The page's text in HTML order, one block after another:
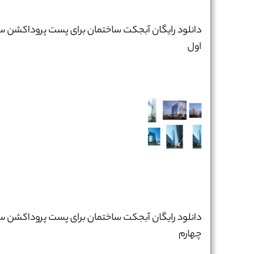
دانلود رایگان آبجکت ساختمان برای پست پروداکشن
اول
دانلود رایگان آبجکت ساختمان برای پست پروداکشن
چهارم